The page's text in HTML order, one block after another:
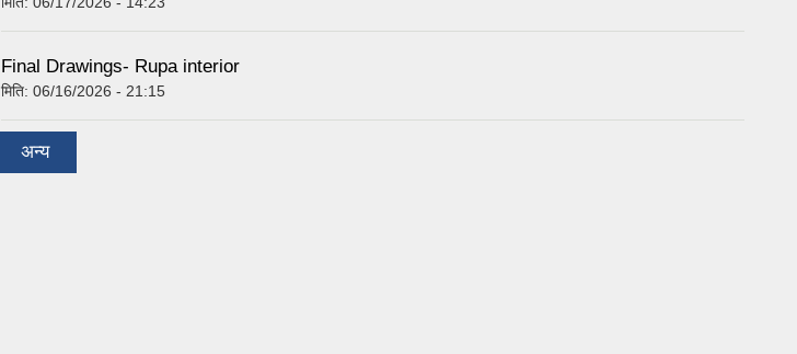
Final Drawings- Rupa interior
मिति: 06/16/2026 - 21:15
अन्य